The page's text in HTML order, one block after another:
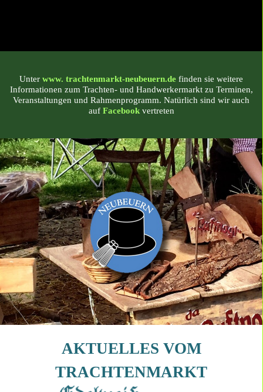
Unter www. trachtenmarkt-neubeuern.de finden sie weitere
Informationen zum Trachten- und Handwerkermarkt zu Terminen,
Veranstaltungen und Rahmenprogramm. Natürlich sind wir auch
auf Facebookvertreten
AKTUELLES VOM
TRACHTENMARKT